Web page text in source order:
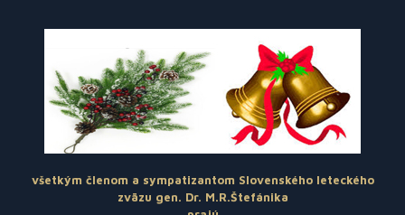
všetkým členom a sympatizantom Slovenského leteckého
zväzu gen. Dr. M.R.Štefánika